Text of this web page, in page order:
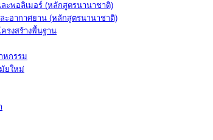
ะพอลิเมอร์ (หลักสูตรนานาชาติ)
ะอากาศยาน (หลักสูตรนานาชาติ)
รงสร้างพื้นฐาน
หกรรม
ยใหม่